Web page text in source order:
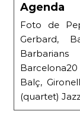
Agenda
Foto de
Gerbard,
Balç,
(quartet)